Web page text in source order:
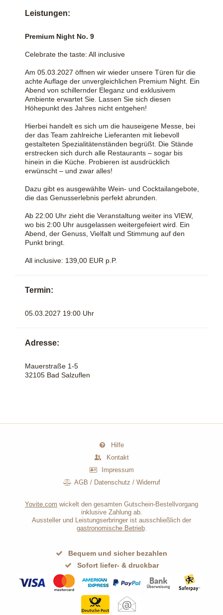
Leistungen:
Premium Night No. 9
Celebrate the taste: All inclusive
Am 05.03.2027 öffnen wir wieder unsere Türen für die
achte Auflage der unvergleichlichen Premium Night. Ein
Abend von schillernder Eleganz und exklusivem
Ambiente erwartet Sie. Lassen Sie sich diesen
Höhepunkt des Jahres nicht entgehen!
Hierbei handelt es sich um die hauseigene Messe, bei
der das Team zahlreiche Lieferanten mit liebevoll
gestalteten Spezialitätenständen begrüßt. Die Stände
erstrecken sich durch alle Restaurants – sogar bis
hinein in die Küche. Probieren ist ausdrücklich
erwünscht – und zwar alles!
Dazu gibt es ausgewählte Wein- und Cocktailangebote,
die das Genusserlebnis perfekt abrunden.
Ab 22:00 Uhr zieht die Veranstaltung weiter ins VIEW,
wo bis 2:00 Uhr ausgelassen weitergefeiert wird. Ein
Abend, der Genuss, Vielfalt und Stimmung auf den
Punkt bringt.
All inclusive: 139,00 EUR p.P.
Termin:
05.03.2027 19:00 Uhr
Adresse:
Mauerstraße 1-5
32105 Bad Salzuflen
Hilfe
Kontakt
Impressum
AGB / Datenschutz /Widerruf
Yovite.com wickelt den gesamten Gutschein-Bestellvorgang
inklusive Zahlung ab.
Aussteller und Leistungserbringer ist ausschließlich der
gastronomische Betrieb.
Bequem und sicher bezahlen
Sofort liefer- & druckbar